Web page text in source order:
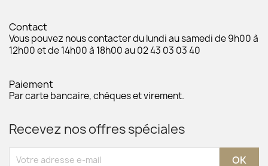
Contact
Vous pouvez nous contacter du lundi au samedi de 9h00 à
12h00 et de 14h00 à 18h00 au 02 43 03 03 40
Paiement
Par carte bancaire, chèques et virement.
Recevez nos offres spéciales